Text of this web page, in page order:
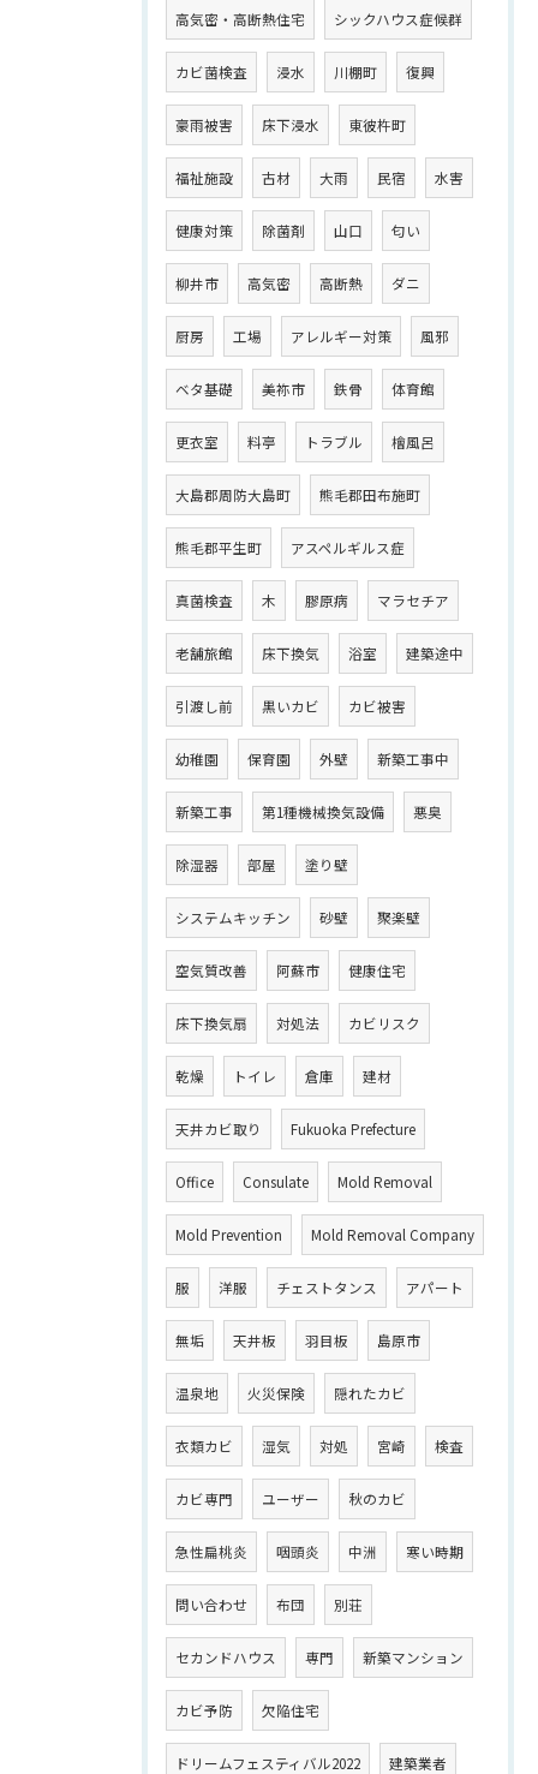
高気密・高断熱住宅 シックハウス症候群
カビ菌検査 浸水 川棚町 復興
豪雨被害 床下浸水 東彼杵町
福祉施設 古材 大雨 民宿 水害
健康対策 除菌剤 山口 匂い
柳井市 高気密 高断熱 ダニ
厨房 工場 アレルギー対策 風邪
ベタ基礎 美祢市 鉄骨 体育館
更衣室 料亭 トラブル 檜風呂
大島郡周防大島町 熊毛郡田布施町
熊毛郡平生町 アスペルギルス症
真菌検査 木 膠原病 マラセチア
老舗旅館 床下換気 浴室 建築途中
引渡し前 黒いカビ カビ被害
幼稚園 保育園 外壁 新築工事中
新築工事 第1種機械換気設備 悪臭
除湿器 部屋 塗り壁
システムキッチン 砂壁 聚楽壁
空気質改善 阿蘇市 健康住宅
床下換気扇 対処法 カビリスク
乾燥 トイレ 倉庫 建材
天井カビ取り Fukuoka Prefecture
Office Consulate Mold Removal
Mold Prevention Mold Removal Company
服 洋服 チェストタンス アパート
無垢 天井板 羽目板 島原市
温泉地 火災保険 隠れたカビ
衣類カビ 湿気 対処 宮崎 検査
カビ専門 ユーザー 秋のカビ
急性扁桃炎 咽頭炎 中洲 寒い時期
問い合わせ 布団 別荘
セカンドハウス 専門 新築マンション
カビ予防 欠陥住宅
ドリームフェスティバル2022 建築業者